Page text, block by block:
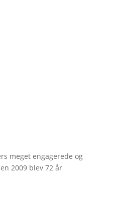
meget engagerede og
2009 blev 72 år